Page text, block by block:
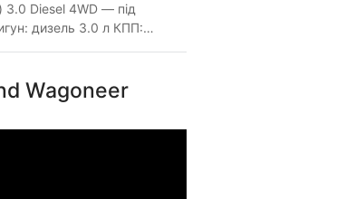
3.0 Diesel 4WD — під
Wagoneer